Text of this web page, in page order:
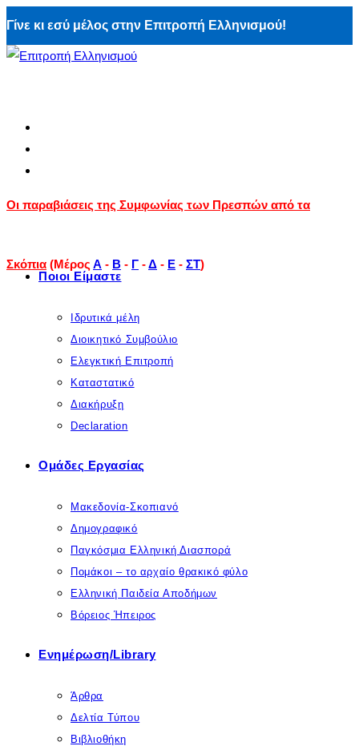
Skip
content
Γίνε κι εσύ μέλος στην Επιτροπή Ελληνισμού!
Οι παραβιάσεις της Συμφωνίας των Πρεσπών από τα
Σκόπια (Μέρος Α - Β - Γ -Δ - E - ΣΤ)
Ποιοι Είμαστε
Ιδρυτικά μέλη
Διοικητικό Συμβούλιο
Ελεγκτική Επιτροπή
Καταστατικό
Διακήρυξη
Declaration
Ομάδες Εργασίας
Μακεδονία-Σκοπιανό
Δημογραφικό
Παγκόσμια Ελληνική Διασπορά
Πομάκοι – το αρχαίο θρακικό φύλο
Ελληνική Παιδεία Αποδήμων
Βόρειος Ήπειρος
Ενημέρωση/Library
Άρθρα
Δελτία Τύπου
Βιβλιοθήκη